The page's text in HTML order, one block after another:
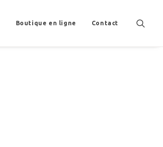
Boutique en ligne Contact